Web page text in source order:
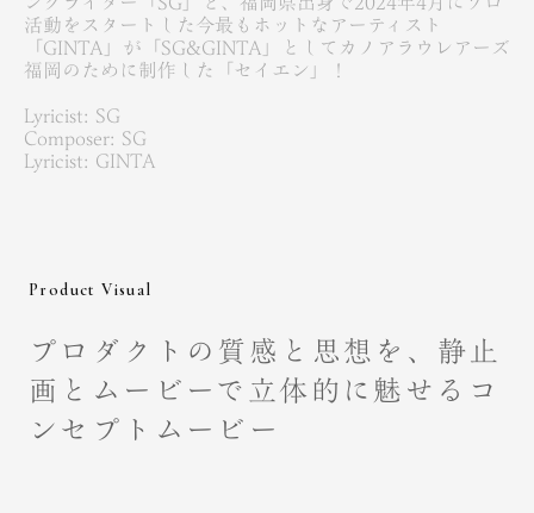
活動をスタートした今最もホットなアーティスト
「GINTA」が「SG&GINTA」としてカノアラウレアーズ
福岡のために制作した「セイエン」！
Lyricist: SG
Composer: SG
Lyricist: GINTA
Product Visual
プロダクトの質感と思想を、静止
画とムービーで立体的に魅せるコ
ンセプトムービー